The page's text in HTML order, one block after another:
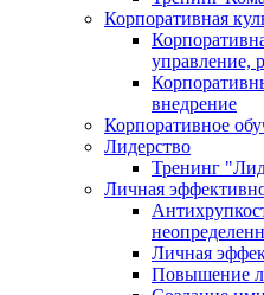
Корпоративная
управление,
внедрение
Корпоративное
Лидерство
Тренинг
Личная
Личная
Повышение